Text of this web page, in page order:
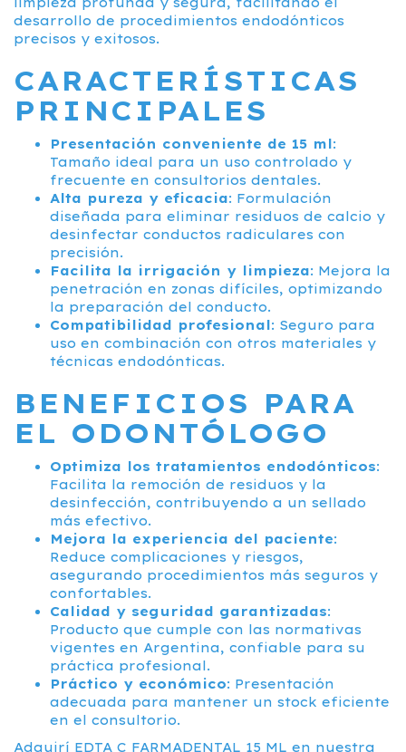
desarrollo de procedimientos endodónticos
precisos y exitosos.
CARACTERÍSTICAS
PRINCIPALES
Presentación conveniente de 15 ml :
Tamaño ideal para un uso controlado y
frecuente en consultorios dentales.
Alta pureza y eficacia: Formulación
diseñada para eliminar residuos de calcio y
desinfectar conductos radiculares con
precisión.
Facilita la irrigación y limpieza: Mejora la
penetración en zonas difíciles, optimizando
la preparación del conducto.
Compatibilidad profesional : Seguro para
uso en combinación con otros materiales y
técnicas endodónticas.
BENEFICIOS PARA
EL ODONTÓLOGO
Optimiza los tratamientos endodónticos:
Facilita la remoción de residuos y la
desinfección, contribuyendo a un sellado
más efectivo.
Mejora la experiencia del paciente:
Reduce complicaciones y riesgos,
asegurando procedimientos más seguros y
confortables.
Calidad y seguridad garantizadas:
Producto que cumple con las normativas
vigentes en Argentina, confiable para su
práctica profesional.
Práctico y económico: Presentación
adecuada para mantener un stock eficiente
en el consultorio.
Adquirí EDTA C FARMADENTAL 15 ML en nuestra